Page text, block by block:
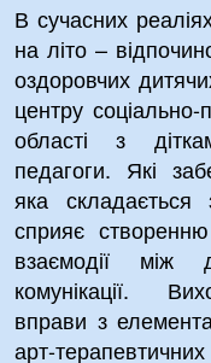
В сучасних
на літо –
оздоровчих
центру соціально-
області з
педагоги. Які
яка
сприяє
взаємодії між
комунікації.
вправи з
арт-